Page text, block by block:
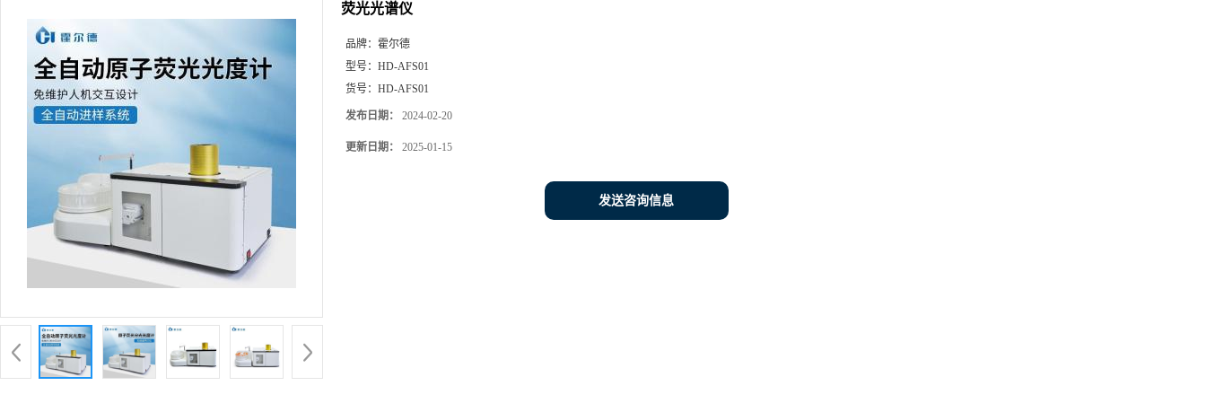
荧光光谱仪
品牌： 霍尔德
型号： HD-AFS01
货号： HD-AFS01
发布日期： 2024-02-20
更新日期： 2025-01-15
发送咨询信息